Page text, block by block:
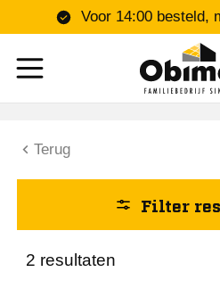
Voor 14:00 besteld,
Terug
Filter
Kleur
Ral 9005
Lengte (mm)
2 resultaten